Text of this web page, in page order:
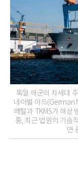
독일 해군의 차세대
네이벌 야드(German
메탈과 TKMS가 해상
중, 최근 법원의 기습
면